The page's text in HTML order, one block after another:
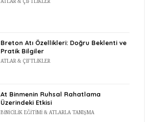
ATLAR & ÇIFTLIKLER
Breton Atı Özellikleri: Doğru Beklenti ve
Pratik Bilgiler
ATLAR & ÇIFTLIKLER
At Binmenin Ruhsal Rahatlama
Üzerindeki Etkisi
BINICILIK EĞITIMI & ATLARLA TANIŞMA